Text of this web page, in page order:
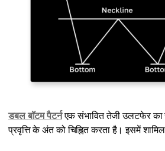
डबल बॉटम पैटर्नएक संभावित तेजी उलटफेर का
प्रवृत्ति के अंत को चिह्नित करता है। इसमें